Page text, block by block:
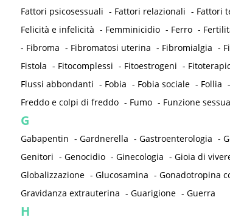
Fattori psicosessuali - Fattori relazionali - Fattori
Felicità e infelicità - Femminicidio - Ferro -
- Fibroma - Fibromatosi uterina - Fibromialgia -
Fistola - Fitocomplessi - Fitoestrogeni -
Flussi abbondanti - Fobia - Fobia sociale - Follia -
Freddo e colpi di freddo - Fumo - Funzione
G
Gabapentin - Gardnerella - Gastroenterologia -
Genitori - Genocidio - Ginecologia - Gioia di
Globalizzazione - Glucosamina - Gonadotropina
Gravidanza extrauterina - Guarigione - Guerra
H